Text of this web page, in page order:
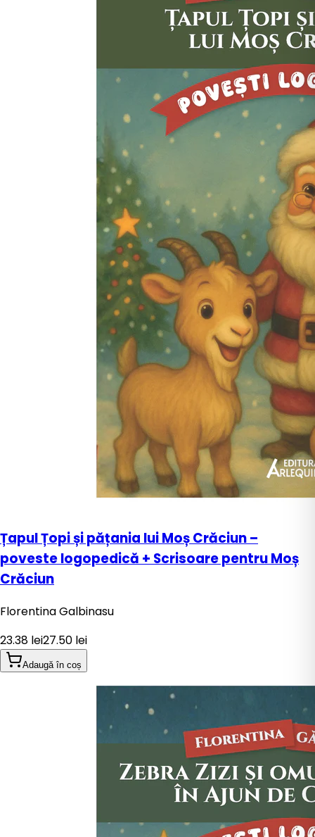
Țapul Țopi și pățania lui Moș Crăciun –
poveste logopedică + Scrisoare pentru Moș
Crăciun
Florentina Galbinasu
23.38 lei27.50 lei
Adaugă în coș